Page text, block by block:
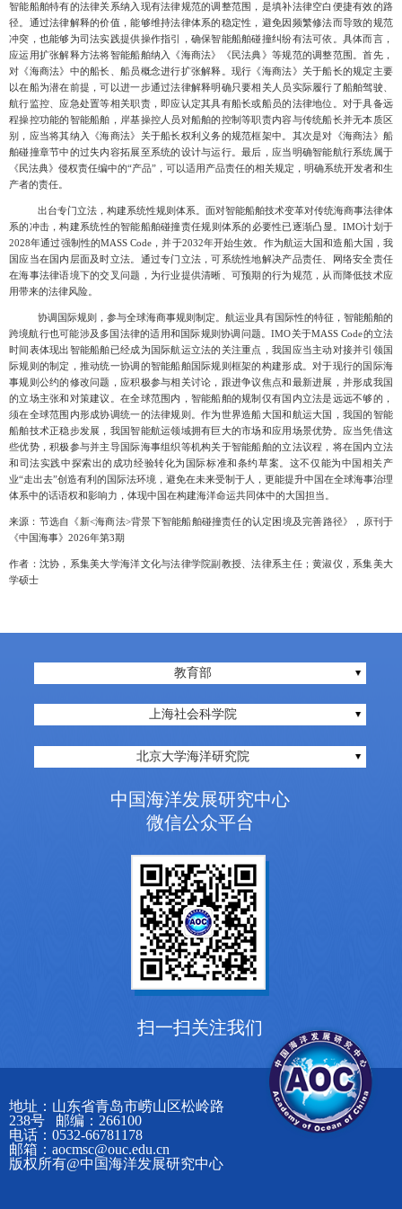
智能船舶特有的法律关系纳入现有法律规范的调整范围，是填补法律空白便捷有效的路
径。通过法律解释的价值，能够维持法律体系的稳定性，避免因频繁修法而导致的规范
冲突，也能够为司法实践提供操作指引，确保智能船舶碰撞纠纷有法可依。具体而言，
应运用扩张解释方法将智能船舶纳入《海商法》《民法典》等规范的调整范围。首先，
对《海商法》中的船长、船员概念进行扩张解释。现行《海商法》关于船长的规定主要
以在船为潜在前提，可以进一步通过法律解释明确只要相关人员实际履行了船舶驾驶、
航行监控、应急处置等相关职责，即应认定其具有船长或船员的法律地位。对于具备远
程操控功能的智能船舶，岸基操控人员对船舶的控制等职责内容与传统船长并无本质区
别，应当将其纳入《海商法》关于船长权利义务的规范框架中。其次是对《海商法》船
舶碰撞章节中的过失内容拓展至系统的设计与运行。最后，应当明确智能航行系统属于
《民法典》侵权责任编中的“产品”，可以适用产品责任的相关规定，明确系统开发者和生
产者的责任。
出台专门立法，构建系统性规则体系。面对智能船舶技术变革对传统海商事法律体
系的冲击，构建系统性的智能船舶碰撞责任规则体系的必要性已逐渐凸显。IMO计划于
2028年通过强制性的MASS Code，并于2032年开始生效。作为航运大国和造船大国，我
国应当在国内层面及时立法。 通过专门立法，可系统性地解决产品责任、网络安全责任
在海事法律语境下的交叉问题，为行业提供清晰、可预期的行为规范，从而降低技术应
用带来的法律风险。
协调国际规则，参与全球海商事规则制定。航运业具有国际性的特征，智能船舶的
跨境航行也可能涉及多国法律的适用和国际规则协调问题。IMO关于MASS Code的立法
时间表体现出智能船舶已经成为国际航运立法的关注重点，我国应当主动对接并引领国
际规则的制定，推动统一协调的智能船舶国际规则框架的构建形成。对于现行的国际海
事规则公约的修改问题，应积极参与相关讨论，跟进争议焦点和最新进展，并形成我国
的立场主张和对策建议。 在全球范围内，智能船舶的规制仅有国内立法是远远不够的，
须在全球范围内形成协调统一的法律规则 。作为世界造船大国和航运大国，我国的智能
船舶技术正稳步发展，我国智能航运领域拥有巨大的市场和应用场景优势。应当凭借这
些优势，积极参与并主导国际海事组织等机构关于智能船舶的立法议程，将在国内立法
和司法实践中探索出的成功经验转化为国际标准和条约草案。这不仅能为中国相关产
业“走出去”创造有利的国际法环境，避免在未来受制于人，更能提升中国在全球海事治理
体系中的话语权和影响力，体现中国在构建海洋命运共同体中的大国担当。
来源：节选自《新<海商法>背景下智能船舶碰撞责任的认定困境及完善路径》，原刊于
《中国海事》2026年第3期
作者： 沈协，系集美大学海洋文化与法律学院副教授、法律系主任；黄淑仪，系集美大
学硕士
教育部
上海社会科学院
北京大学海洋研究院
中国海洋发展研究中心
微信公众平台
扫一扫关注我们
地址：山东省青岛市崂山区松岭路
238号 邮编：266100
电话：0532-66781178
邮箱：aocmsc@ouc.edu.cn
版权所有@中国海洋发展研究中心